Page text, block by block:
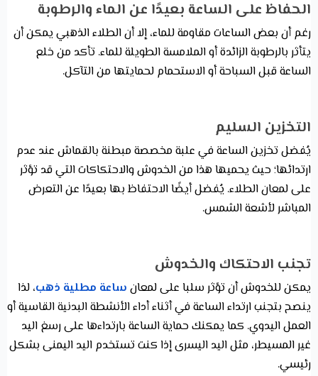
الحفاظ على الساعة بعيدًا عن الماء والرطوبة
رغم أن بعض الساعات مقاومة للماء، إلا أن الطلاء الذهبي يمكن أن
يتأثر بالرطوبة الزائدة أو الملامسة الطويلة للماء. تأكد من خلع
الساعة قبل السباحة أو الاستحمام لحمايتها من التآكل.
التخزين السليم
يُفضل تخزين الساعة في علبة مخصصة مبطنة بالقماش عند عدم
ارتدائها؛ حيث يحميها هذا من الخدوش والاحتكاكات التي قد تؤثر
على لمعان الطلاء. يُفضل أيضًا الاحتفاظ بها بعيدًا عن التعرض
المباشر لأشعة الشمس.
تجنب الاحتكاك والخدوش
يمكن للخدوش أن تؤثر سلبا على لمعان ساعة مطلية ذهب، لذا
ينصح بتجنب ارتداء الساعة في أثناء أداء الأنشطة البدنية القاسية أو
العمل اليدوي. كما يمكنك حماية الساعة بارتداءها على رسغ اليد
غير المسيطر، مثل اليد اليسرى إذا كنت تستخدم اليد اليمنى بشكل
رئيسي.